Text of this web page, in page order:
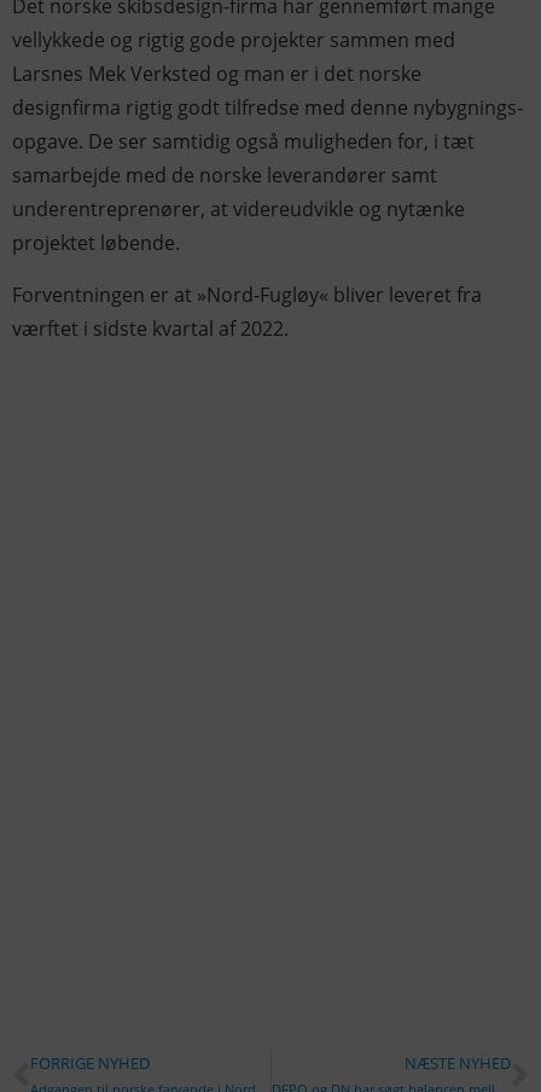
Det norske skibsdesign-firma har gennemført mange
vellykkede og rigtig gode projekter sammen med
Larsnes Mek Verksted og man er i det norske
designfirma rigtig godt tilfredse med denne nybygnings-
opgave. De ser samtidig også muligheden for, i tæt
samarbejde med de norske leverandører samt
underentreprenører, at videreudvikle og nytænke
projektet løbende.
Forventningen er at »Nord-Fugløy« bliver leveret fra
værftet i sidste kvartal af 2022.
FORRIGE NYHED NÆSTE NYHED